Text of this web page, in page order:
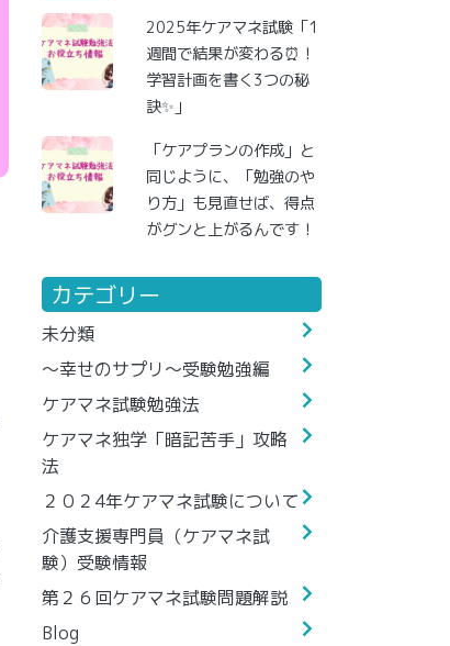
2025年ケアマネ試験「1
週間で結果が変わる⏰！
学習計画を書く3つの秘
訣✨」
「ケアプランの作成」と
同じように、「勉強のや
り方」も見直せば、得点
がグンと上がるんです！
カテゴリー
未分類
～幸せのサプリ～受験勉強編
ケアマネ試験勉強法
ケアマネ独学「暗記苦手」攻略
法
２０２4年ケアマネ試験について
介護支援専門員（ケアマネ試
験）受験情報
第２６回ケアマネ試験問題解説
Blog